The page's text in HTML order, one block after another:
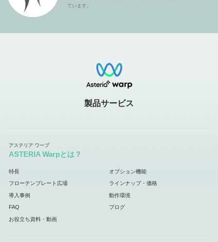
ています。
製品サービス
ASTERIA Warpとは？
特長 オプション機能
フローテンプレート広場 ラインナップ・価格
導入事例 動作環境
FAQ ブログ
お役立ち資料・動画